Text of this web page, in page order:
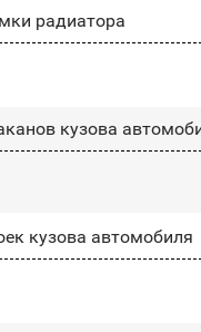
радиатора
кузова
кузова автомобиля